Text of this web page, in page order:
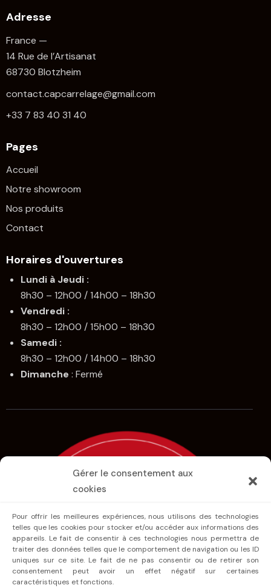
Gérer le consentement aux
cookies
Pour offrir les meilleures expériences, nous utilisons des technologies
telles que les cookies pour stocker et/ou accéder aux informations des
appareils. Le fait de consentir à ces technologies nous permettra de
traiter des données telles que le comportement de navigation ou les ID
uniques sur ce site. Le fait de ne pas consentir ou de retirer son
consentement peut avoir un effet négatif sur certaines
caractéristiques et fonctions.
Adresse
France —
14 Rue de l’Artisanat
68730 Blotzheim
contact.capcarrelage@gmail.com
+33 7 83 40 31 40
Pages
Accueil
Notre showroom
Nos produits
Contact
Horaires d'ouvertures
Lundi à Jeudi :
8h30 – 12h00 / 14h00 – 18h30
Vendredi :
8h30 – 12h00 / 15h00 – 18h30
Samedi :
8h30 – 12h00 / 14h00 – 18h30
Dimanche : Fermé